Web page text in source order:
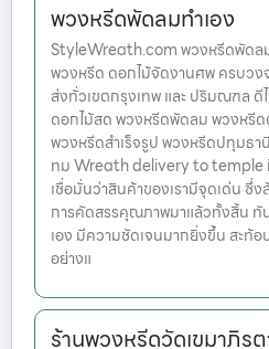
พวงหรีดพัดลมทำเอง
StyleWreath.com พวงหรีดพัดล
พวงหรีด ดอกไม้จัดงานศพ ครบวง
ส่งทั่วเขตกรุงเทพ และ ปริมณฑล ดี
ดอกไม้สด พวงหรีดพัดลม พวงหรีด
พวงหรีดสำเร็จรูป พวงหรีดปทุมธ
ทม Wreath delivery to temple
เชื่อมั่นว่าสินค้าของเรามีจุดเด่น ซึ่
การคัดสรรคุณภาพมาแล้วทั้งสิ้น
เอง มีความชัดเจนมากยิ่งขึ้น สะท้
อย่างแ
ร้านพวงหรีดวัดเขมาภิร